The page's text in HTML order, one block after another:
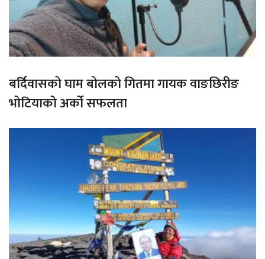
बर्दिवासको घाम बोलको गितमा गायक वाङछिरीङ
भोटियाको अर्को सफलता